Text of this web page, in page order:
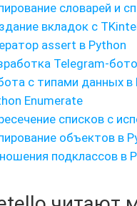
словарей и
вкладок с
assert в Python
Telegram-
с типами данных
Enumerate
списков с
объектов в
подклассов в